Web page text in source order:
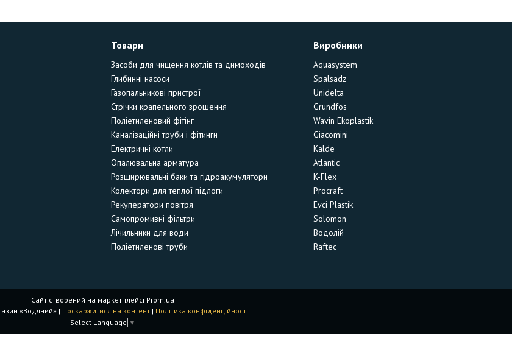
Товари
Засоби для чищення котлів та димоходів
Глибинні насоси
Газопальникові пристрої
Стрічки крапельного зрошення
Поліетиленовий фітінг
Каналізаційні труби і фітинги
Електричні котли
Опалювальна арматура
Розширювальні баки та гідроакумулятори
Колектори для теплої підлоги
Рекуператори повітря
Самопромивні фільтри
Лічильники для води
Поліетиленові труби
Виробники
Aquasystem
Spalsadz
Unidelta
Grundfos
Wavin Ekoplastik
Giacomini
Kalde
Atlantic
K-Flex
Procraft
Evci Plastik
Solomon
Водолій
Raftec
Сайт створений на маркетплейсі Prom.ua
Інтернет-магазин «Водяний» | Поскаржитися на контент | Політика конфіденційності
Select Language ▼